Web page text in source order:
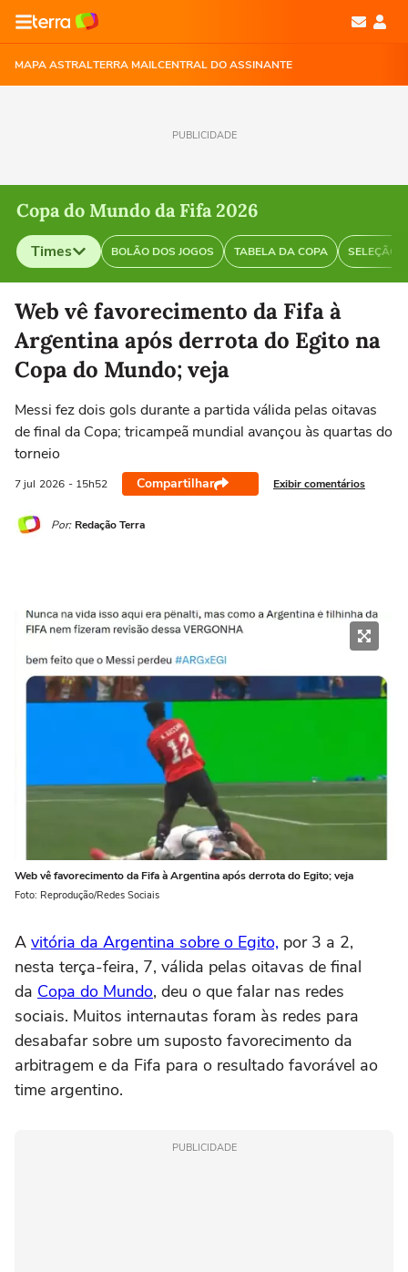
MAPA ASTRALTERRA MAILCENTRAL DO ASSINANTE
PUBLICIDADE
Copa do Mundo da Fifa 2026
Times BOLÃO DOS JOGOS TABELA DA COPA SELEÇÃO
Selecione o time para ver as notícias
Web vê favorecimento da Fifa à
Argentina após derrota do Egito na
Copa do Mundo; veja
Messi fez dois gols durante a partida válida pelas oitavas
de final da Copa; tricampeã mundial avançou às quartas do
torneio
7 jul 2026 - 15h52 Compartilhar Exibir comentários
Por: Redação Terra
Web vê favorecimento da Fifa à Argentina após derrota do Egito; veja
Foto: Reprodução/Redes Sociais
A vitória da Argentina sobre o Egito, por 3 a 2,
nesta terça-feira, 7, válida pelas oitavas de final
da Copa do Mundo, deu o que falar nas redes
sociais. Muitos internautas foram às redes para
desabafar sobre um suposto favorecimento da
arbitragem e da Fifa para o resultado favorável ao
time argentino.
PUBLICIDADE